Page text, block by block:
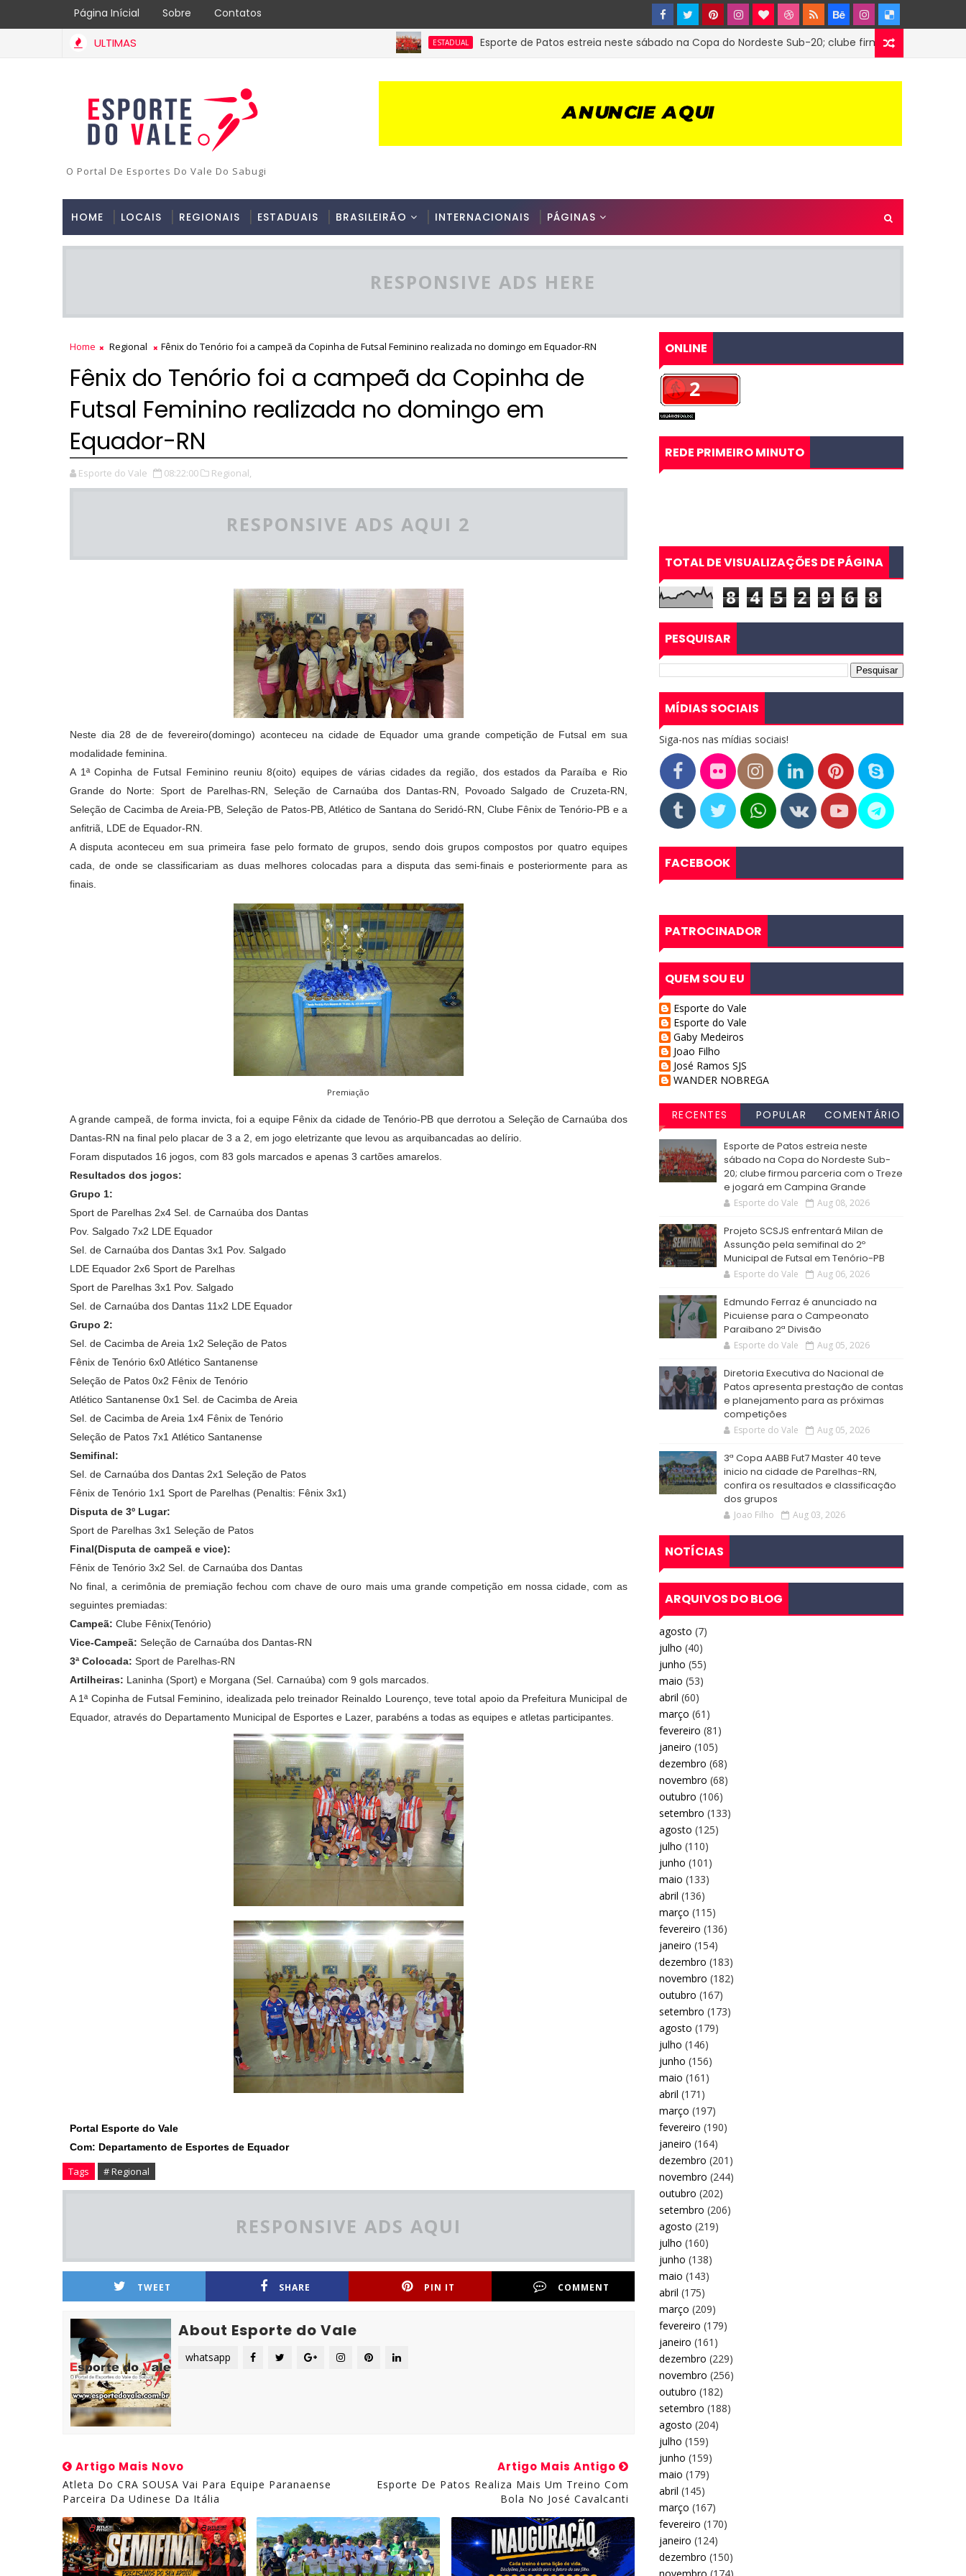
Página Inícial Sobre Contatos
ULTIMAS ESTADUAL Esporte de Patos estreia neste sábado na Copa do Nordeste Sub-20; clube firmou parceria com o
O Portal De Esportes Do Vale Do Sabugi
HOME LOCAIS REGIONAIS ESTADUAIS BRASILEIRÃO INTERNACIONAIS PÁGINAS
RESPONSIVE ADS HERE
Home Regional Fênix do Tenório foi a campeã da Copinha de Futsal Feminino realizada no domingo em Equador-RN
Fênix do Tenório foi a campeã da Copinha de
Futsal Feminino realizada no domingo em
Equador-RN
Esporte do Vale 08:22:00 Regional,
RESPONSIVE ADS AQUI 2
Neste dia 28 de de fevereiro(domingo) aconteceu na cidade de Equador uma grande competição de Futsal em sua
modalidade feminina.
A 1ª Copinha de Futsal Feminino reuniu 8(oito) equipes de várias cidades da região, dos estados da Paraíba e Rio
Grande do Norte: Sport de Parelhas-RN, Seleção de Carnaúba dos Dantas-RN, Povoado Salgado de Cruzeta-RN,
Seleção de Cacimba de Areia-PB, Seleção de Patos-PB, Atlético de Santana do Seridó-RN, Clube Fênix de Tenório-PB e a
anfitriã, LDE de Equador-RN.
A disputa aconteceu em sua primeira fase pelo formato de grupos, sendo dois grupos compostos por quatro equipes
cada, de onde se classificariam as duas melhores colocadas para a disputa das semi-finais e posteriormente para as
finais.
Premiação
A grande campeã, de forma invicta, foi a equipe Fênix da cidade de Tenório-PB que derrotou a Seleção de Carnaúba dos
Dantas-RN na final pelo placar de 3 a 2, em jogo eletrizante que levou as arquibancadas ao delírio.
Foram disputados 16 jogos, com 83 gols marcados e apenas 3 cartões amarelos.
Resultados dos jogos:
Grupo 1:
Sport de Parelhas 2x4 Sel. de Carnaúba dos Dantas
Pov. Salgado 7x2 LDE Equador
Sel. de Carnaúba dos Dantas 3x1 Pov. Salgado
LDE Equador 2x6 Sport de Parelhas
Sport de Parelhas 3x1 Pov. Salgado
Sel. de Carnaúba dos Dantas 11x2 LDE Equador
Grupo 2:
Sel. de Cacimba de Areia 1x2 Seleção de Patos
Fênix de Tenório 6x0 Atlético Santanense
Seleção de Patos 0x2 Fênix de Tenório
Atlético Santanense 0x1 Sel. de Cacimba de Areia
Sel. de Cacimba de Areia 1x4 Fênix de Tenório
Seleção de Patos 7x1 Atlético Santanense
Semifinal:
Sel. de Carnaúba dos Dantas 2x1 Seleção de Patos
Fênix de Tenório 1x1 Sport de Parelhas (Penaltis: Fênix 3x1)
Disputa de 3º Lugar:
Sport de Parelhas 3x1 Seleção de Patos
Final(Disputa de campeã e vice):
Fênix de Tenório 3x2 Sel. de Carnaúba dos Dantas
No final, a cerimônia de premiação fechou com chave de ouro mais uma grande competição em nossa cidade, com as
seguintes premiadas:
Campeã: Clube Fênix(Tenório)
Vice-Campeã: Seleção de Carnaúba dos Dantas-RN
3ª Colocada: Sport de Parelhas-RN
Artilheiras: Laninha (Sport) e Morgana (Sel. Carnaúba) com 9 gols marcados.
A 1ª Copinha de Futsal Feminino, idealizada pelo treinador Reinaldo Lourenço, teve total apoio da Prefeitura Municipal de
Equador, através do Departamento Municipal de Esportes e Lazer, parabéns a todas as equipes e atletas participantes.
Portal Esporte do Vale
Com: Departamento de Esportes de Equador
Tags # Regional
RESPONSIVE ADS AQUI
TWEET SHARE PIN IT COMMENT
About Esporte do Vale
whatsapp
Artigo Mais Novo
Atleta Do CRA SOUSA Vai Para Equipe Paranaense
Parceira Da Udinese Da Itália
Artigo Mais Antigo
Esporte De Patos Realiza Mais Um Treino Com
Bola No José Cavalcanti
ONLINE
REDE PRIMEIRO MINUTO
TOTAL DE VISUALIZAÇÕES DE PÁGINA
8 4 5 2 9 6 8
PESQUISAR
MÍDIAS SOCIAIS
Siga-nos nas mídias sociais!
FACEBOOK
PATROCINADOR
QUEM SOU EU
Esporte do Vale
Esporte do Vale
Gaby Medeiros
Joao Filho
José Ramos SJS
WANDER NOBREGA
RECENTES POPULAR
COMENTÁRIO
Esporte de Patos estreia neste
sábado na Copa do Nordeste Sub-
20; clube firmou parceria com o Treze
e jogará em Campina Grande
Esporte do Vale Aug 08, 2026
Projeto SCSJS enfrentará Milan de
Assunção pela semifinal do 2º
Municipal de Futsal em Tenório-PB
Esporte do Vale Aug 06, 2026
Edmundo Ferraz é anunciado na
Picuiense para o Campeonato
Paraibano 2ª Divisão
Esporte do Vale Aug 05, 2026
Diretoria Executiva do Nacional de
Patos apresenta prestação de contas
e planejamento para as próximas
competições
Esporte do Vale Aug 05, 2026
3ª Copa AABB Fut7 Master 40 teve
inicio na cidade de Parelhas-RN,
confira os resultados e classificação
dos grupos
Joao Filho Aug 03, 2026
NOTÍCIAS
ARQUIVOS DO BLOG
agosto (7)
julho (40)
junho (55)
maio (53)
abril (60)
março (61)
fevereiro (81)
janeiro (105)
dezembro (68)
novembro (68)
outubro (106)
setembro (133)
agosto (125)
julho (110)
junho (101)
maio (133)
abril (136)
março (115)
fevereiro (136)
janeiro (154)
dezembro (183)
novembro (182)
outubro (167)
setembro (173)
agosto (179)
julho (146)
junho (156)
maio (161)
abril (171)
março (197)
fevereiro (190)
janeiro (164)
dezembro (201)
novembro (244)
outubro (202)
setembro (206)
agosto (219)
julho (160)
junho (138)
maio (143)
abril (175)
março (209)
fevereiro (179)
janeiro (161)
dezembro (229)
novembro (256)
outubro (182)
setembro (188)
agosto (204)
julho (159)
junho (159)
maio (179)
abril (145)
março (167)
fevereiro (170)
janeiro (124)
dezembro (150)
novembro (174)